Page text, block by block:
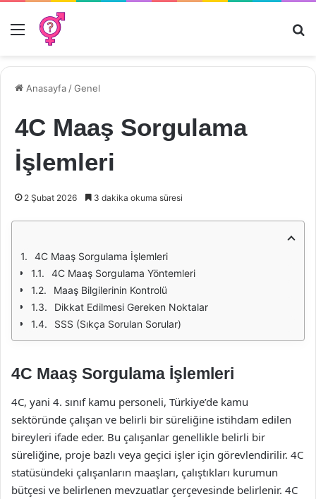
Menü
Anasayfa /Genel
4C Maaş Sorgulama
İşlemleri
2 Şubat 2026 3 dakika okuma süresi
4C Maaş Sorgulama İşlemleri
4C Maaş Sorgulama Yöntemleri
Maaş Bilgilerinin Kontrolü
Dikkat Edilmesi Gereken Noktalar
SSS (Sıkça Sorulan Sorular)
4C Maaş Sorgulama İşlemleri
4C, yani 4. sınıf kamu personeli, Türkiye’de kamu
sektöründe çalışan ve belirli bir süreliğine istihdam edilen
bireyleri ifade eder. Bu çalışanlar genellikle belirli bir
süreliğine, proje bazlı veya geçici işler için görevlendirilir. 4C
statüsündeki çalışanların maaşları, çalıştıkları kurumun
bütçesi ve belirlenen mevzuatlar çerçevesinde belirlenir. 4C